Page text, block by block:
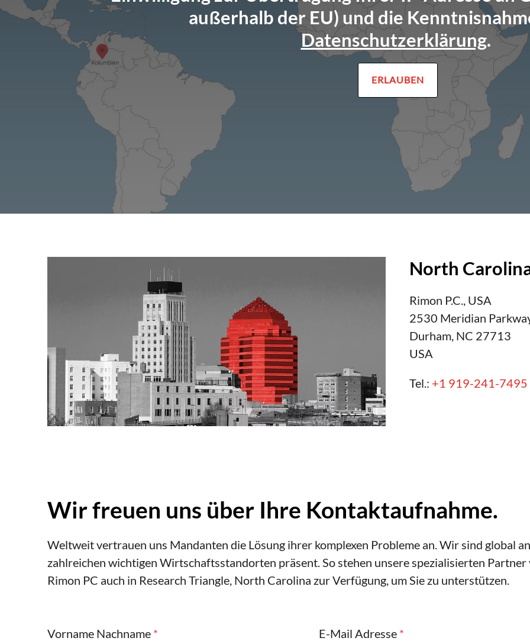
außerhalb der EU) und die
Datenschutzerklärung.
ERLAUBEN
North
Rimon P.C., USA
2530 Meridian
Durham, NC 27713
USA
Tel.: +1 919-241-7495
Wir freuen uns über Ihre Kontaktaufnahme.
Weltweit vertrauen uns Mandanten die Lösung ihrer komplexen Probleme an. Wir sind global an
zahlreichen wichtigen Wirtschaftsstandorten präsent. So stehen unsere spezialisierten Partner
Rimon PC auch in Research Triangle, North Carolina zur Verfügung, um Sie zu unterstützen.
Vorname Nachname * E-Mail Adresse *